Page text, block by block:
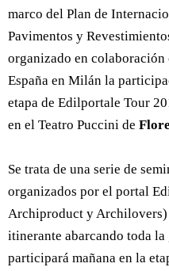
marco del Plan de
Pavimentos y
organizado en
España en Milán la
etapa de Edilportale Tour
en el Teatro Puccini de
Se trata de una serie de
organizados por el portal
Archiproduct y Archilovers)
itinerante abarcando toda
participará mañana en la